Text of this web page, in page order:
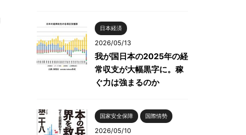
日本経済
2026/05/13
我が国日本の2025年の経
常収支が大幅黒字に。稼
ぐ力は強まるのか
国家安全保障 国際情勢
2026/05/10